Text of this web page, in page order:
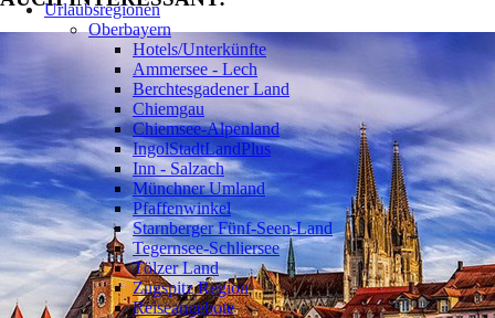
Urlaubsregionen
Oberbayern
Hotels/Unterkünfte
Ammersee - Lech
Berchtesgadener Land
Chiemgau
Chiemsee-Alpenland
IngolStadtLandPlus
Inn - Salzach
Münchner Umland
Pfaffenwinkel
Starnberger Fünf-Seen-Land
Tegernsee-Schliersee
Tölzer Land
Zugspitz Region
Reiseangebote